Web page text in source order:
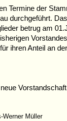
Termine der
durchgeführt.
betrug am
ihren Anteil an
Müller